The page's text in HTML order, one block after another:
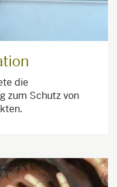
die
zum Schutz von